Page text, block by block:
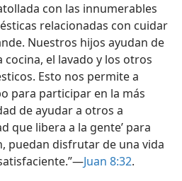
con las innumerables
relacionadas con cuidar
Nuestros hijos ayudan de
cocina, el lavado y los otros
Esto nos permite a
para participar en la más
de ayudar a otros a
que libera a la gente’ para
puedan disfrutar de una vida
Juan 8:32.